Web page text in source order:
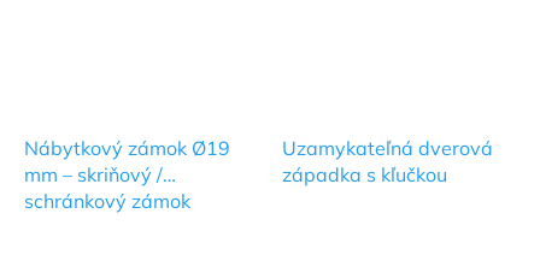
Nábytkový zámok Ø19
mm – skriňový /
schránkový zámok
Uzamykateľná dverová
západka s kľučkou